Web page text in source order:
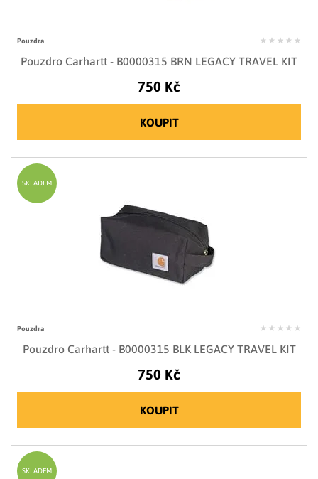
Pouzdra
Pouzdro Carhartt - B0000315 BRN LEGACY TRAVEL KIT
750 Kč
KOUPIT
Pouzdra
Pouzdro Carhartt - B0000315 BLK LEGACY TRAVEL KIT
750 Kč
KOUPIT
SKLADEM
SKLADEM